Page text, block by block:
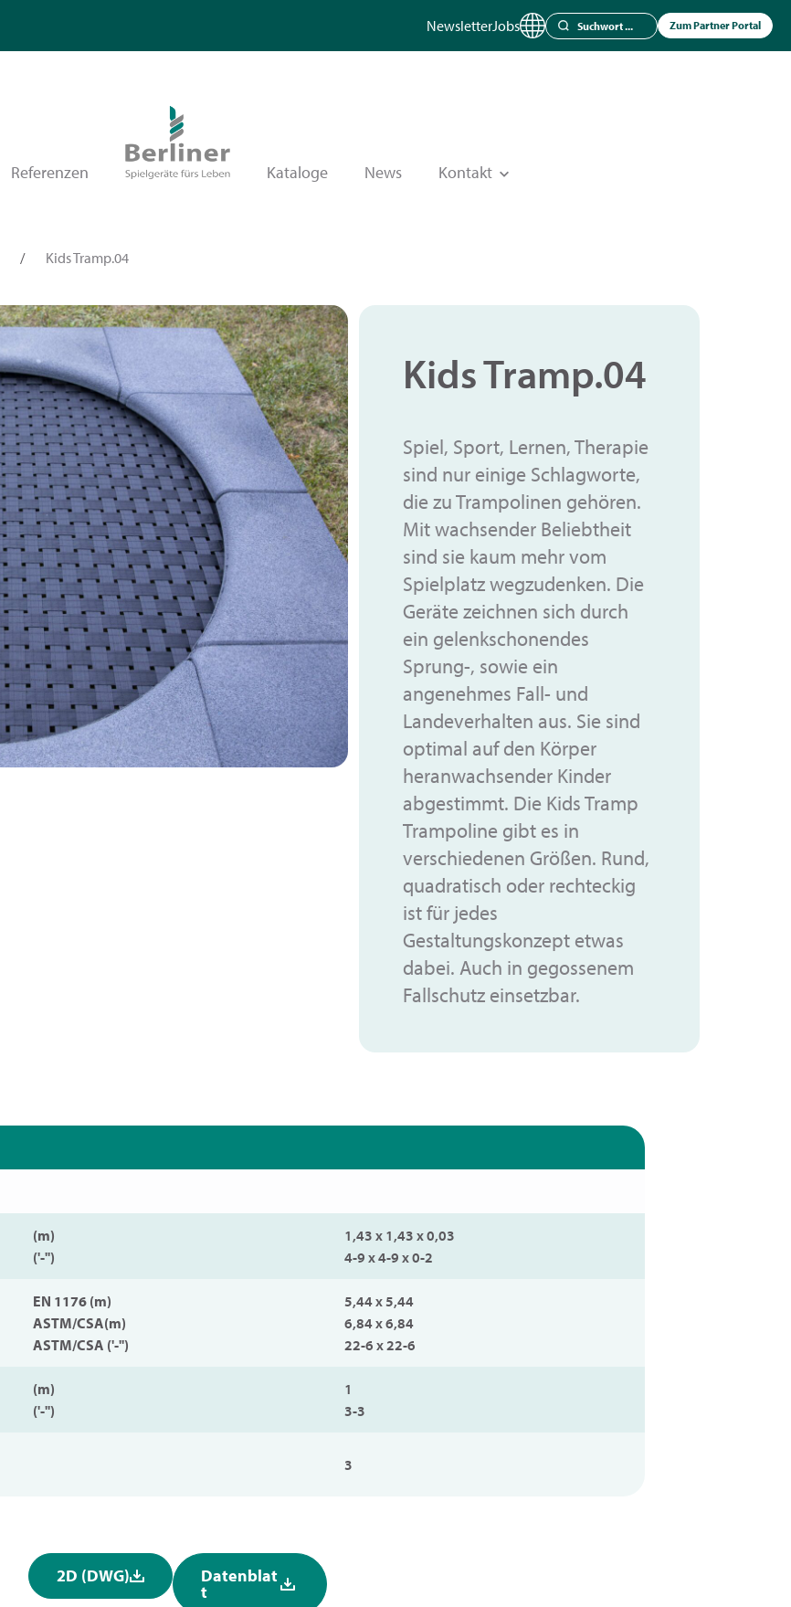
NewsletterJobs Zum Partner Portal
Referenzen Kataloge News Kontakt
/ Kids Tramp.04
Kids Tramp.04
Spiel, Sport, Lernen, Therapie
sind nur einige Schlagworte,
die zu Trampolinen gehören.
Mit wachsender Beliebtheit
sind sie kaum mehr vom
Spielplatz wegzudenken. Die
Geräte zeichnen sich durch
ein gelenkschonendes
Sprung-, sowie ein
angenehmes Fall- und
Landeverhalten aus. Sie sind
optimal auf den Körper
heranwachsender Kinder
abgestimmt. Die Kids Tramp
Trampoline gibt es in
verschiedenen Größen. Rund,
quadratisch oder rechteckig
ist für jedes
Gestaltungskonzept etwas
dabei. Auch in gegossenem
Fallschutz einsetzbar.
(m)
('-'')
1,43 x 1,43 x 0,03
4-9 x 4-9 x 0-2
EN 1176 (m)
ASTM/CSA(m)
ASTM/CSA ('-'')
5,44 x 5,44
6,84 x 6,84
22-6 x 22-6
(m)
('-'')
1
3-3
3
2D (DWG) Datenblat
t